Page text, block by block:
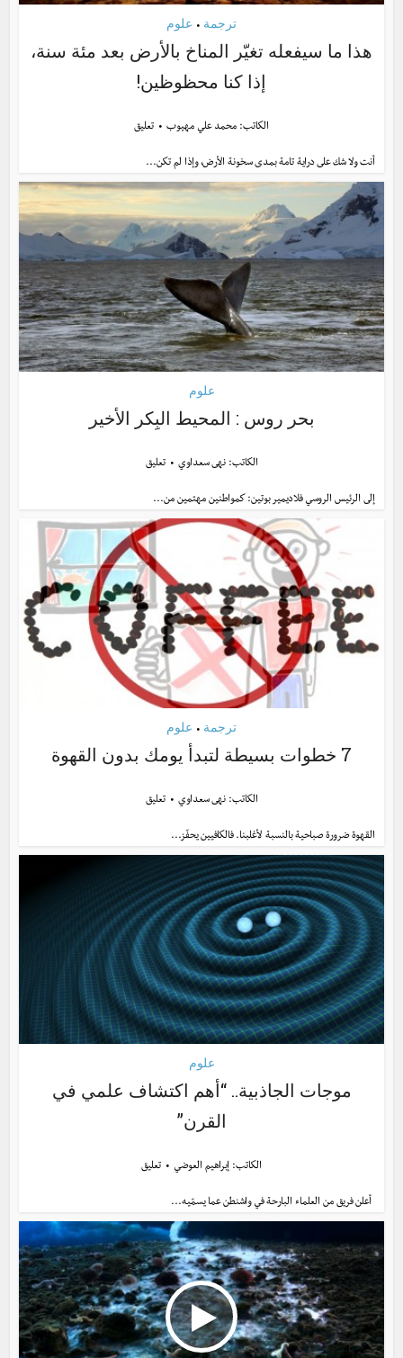
ترجمة • علوم
هذا ما سيفعله تغيّر المناخ بالأرض بعد مئة سنة،
إذا كنا محظوظين!
الكاتب: محمد علي مهيوب تعليق
أنت ولا شك على دراية تامة بمدى سخونة الأرض، وإذا لم تكن...
علوم
بحر روس : المحيط البِكر الأخير
الكاتب:نهى سعداوي تعليق
إلى الرئيس الروسي فلاديمير بوتين: كمواطنين مهتمين من...
ترجمة • علوم
7 خطوات بسيطة لتبدأ يومك بدون القهوة
الكاتب:نهى سعداوي تعليق
القهوة ضرورة صباحية بالنسبة لأغلبنا. فالكافيين يحفّز...
علوم
موجات الجاذبية.. “أهم اكتشاف علمي في
القرن”
الكاتب: إبراهيم العوضي تعليق
أعلن فريق من العلماء البارحة في واشنطن عما يسمّيه...